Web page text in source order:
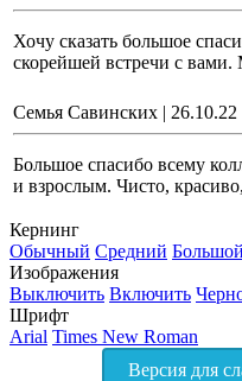
Хочу сказать большое
скорейшей встречи с
Семья Савинских | 26.10.22
Большое спасибо всему
и взрослым. Чисто,
Кернинг
Обычный Средний Большой
Изображения
Выключить Включить
Шрифт
Arial Times New Roman
Версия для